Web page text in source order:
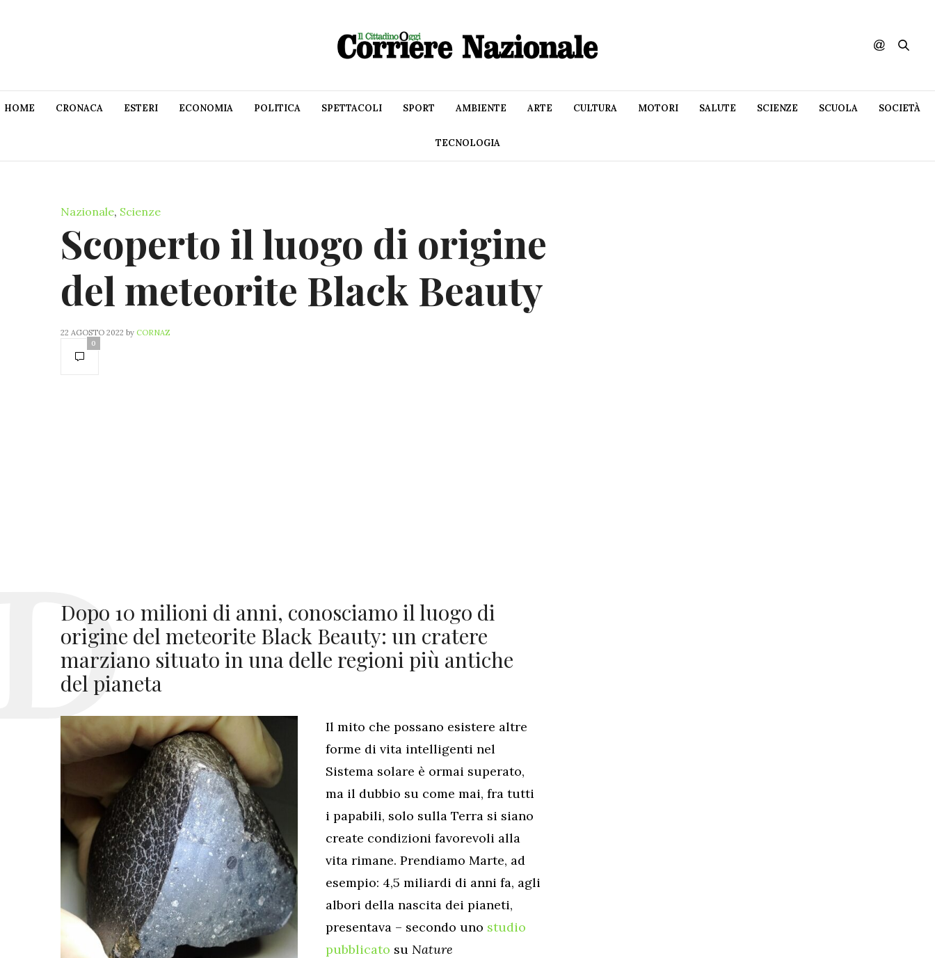
HOME CRONACA ESTERI ECONOMIA POLITICA SPETTACOLI SPORT AMBIENTE ARTE CULTURA MOTORI SALUTE SCIENZE SCUOLA SOCIETÀ
TECNOLOGIA
Nazionale, Scienze
Scoperto il luogo di origine
del meteorite Black Beauty
22 AGOSTO 2022 by CORNAZ
0
Dopo 10 milioni di anni, conosciamo il luogo di
origine del meteorite Black Beauty: un cratere
marziano situato in una delle regioni più antiche
del pianeta
Il mito che possano esistere altre
forme di vita intelligenti nel
Sistema solare è ormai superato,
ma il dubbio su come mai, fra tutti
i papabili, solo sulla Terra si siano
create condizioni favorevoli alla
vita rimane. Prendiamo Marte, ad
esempio: 4,5 miliardi di anni fa, agli
albori della nascita dei pianeti,
presentava – secondo uno studio
pubblicato su Nature